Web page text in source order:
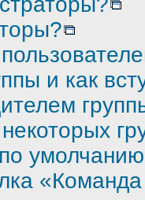
и как